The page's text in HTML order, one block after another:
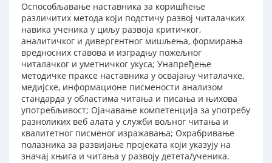
Оспособљавање наставника за коришћење
различитих метода који подстичу развој читалачких
навика ученика у циљу развоја критичког,
аналитичког и дивергентног мишљења, формирања
вредносних ставова и изградњу пожељног
читалачког и уметничког укуса; Унапређење
методичке праксе наставника у освајању читалачке,
медијске, информационе писмености анализом
стандарда у областима читања и писања и њихова
употребљивост; Ојачавање компетенција за употребу
разноликих веб алата у служби вољног читања и
квалитетног писменог изражавања; Охрабривање
полазника за развијање пројеката који указују на
значај књига и читања у развоју детета/ученика.